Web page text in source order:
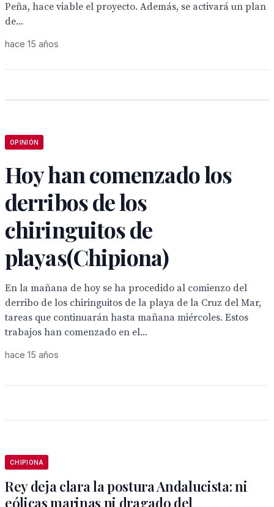
Peña, hace viable el proyecto. Además, se activará un plan
de...
hace 15 años
OPINIÓN
Hoy han comenzado los
derribos de los
chiringuitos de
playas(Chipiona)
En la mañana de hoy se ha procedido al comienzo del
derribo de los chiringuitos de la playa de la Cruz del Mar,
tareas que continuarán hasta mañana miércoles. Estos
trabajos han comenzado en el...
hace 15 años
CHIPIONA
Rey deja clara la postura Andalucista: ni
eólicas marinas ni dragado del